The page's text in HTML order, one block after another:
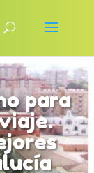
para